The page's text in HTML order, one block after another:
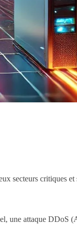
secteurs critiques et
une attaque DDoS